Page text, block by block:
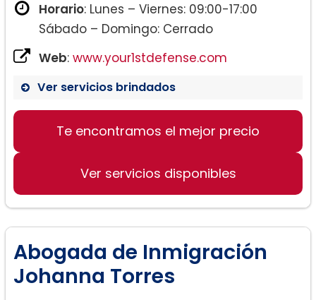
Horario: Lunes – Viernes: 09:00-17:00
Sábado – Domingo: Cerrado
Web: www.your1stdefense.com
Ver servicios brindados
Te encontramos el mejor precio
Ver servicios disponibles
Abogada de Inmigración
Johanna Torres